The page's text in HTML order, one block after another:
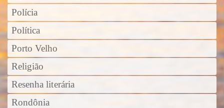
Polícia
Política
Porto Velho
Religião
Resenha literária
Rondônia